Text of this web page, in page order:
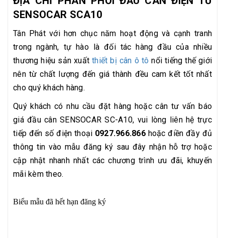
SENSOCAR SCA10
Tân Phát với hơn chục năm hoạt động và cạnh tranh
trong ngành, tự hào là đối tác hàng đầu của nhiều
thương hiệu sản xuấtthiết bị cân ô tô nổi tiếng thế giới
nên từ chất lượng đến giá thành đều cam kết tốt nhất
cho quý khách hàng.
Quý khách có nhu cầu đặt hàng hoặc cân tư vấn báo
giá đầu cân SENSOCAR SC-A10, vui lòng liên hệ trực
tiếp đến số điện thoại 0927.966.866hoặc điền đầy đủ
thông tin vào mẫu đăng ký sau đây nhận hỗ trợ hoặc
cập nhật nhanh nhất các chương trình ưu đãi, khuyến
mãi kèm theo.